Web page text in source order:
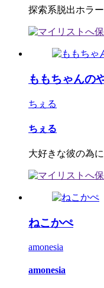
探索系脱出ホラ
ももちゃんの
ちぇる
ちぇる
大好きな彼の為
ねこかぺ
amonesia
amonesia